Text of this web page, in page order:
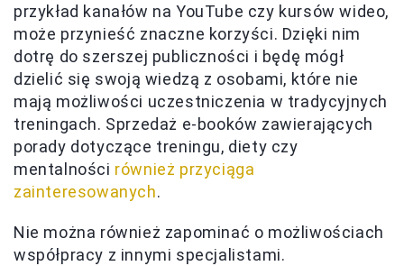
przykład kanałów na YouTube czy kursów wideo,
może przynieść znaczne korzyści. Dzięki nim
dotrę do szerszej publiczności i będę mógł
dzielić się swoją wiedzą z osobami, które nie
mają możliwości uczestniczenia w tradycyjnych
treningach. Sprzedaż e-booków zawierających
porady dotyczące treningu, diety czy
mentalności również przyciąga
zainteresowanych.
Nie można również zapominać o możliwościach
współpracy z innymi specjalistami.